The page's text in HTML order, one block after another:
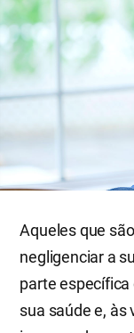
Aqueles que
negligenciar a
parte
sua saúde e,